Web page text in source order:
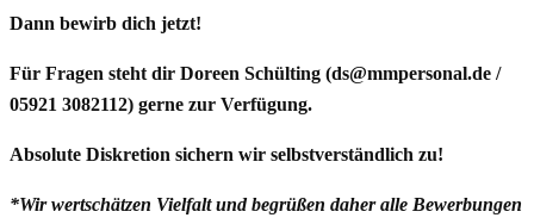
Dann bewirb dich jetzt!
Für Fragen steht dir Doreen Schülting (ds@mmpersonal.de /
05921 3082112) gerne zur Verfügung.
Absolute Diskretion sichern wir selbstverständlich zu!
*Wir wertschätzen Vielfalt und begrüßen daher alle Bewerbungen